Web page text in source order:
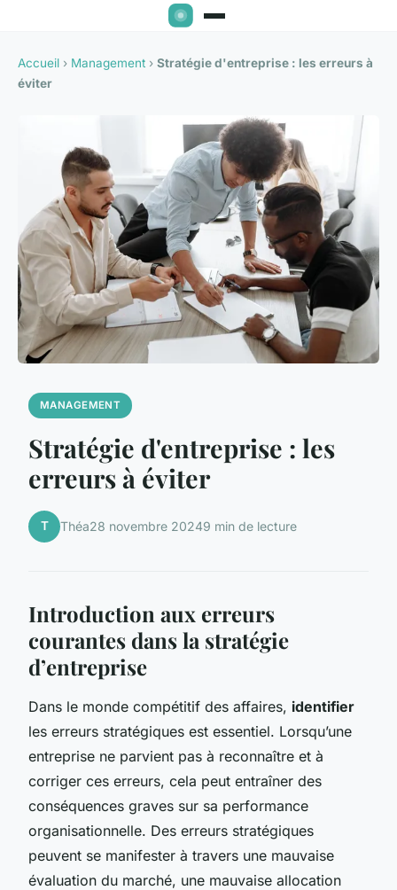
Accueil › Management › Stratégie d'entreprise : les erreurs à
éviter
MANAGEMENT
Stratégie d'entreprise : les
erreurs à éviter
T Théa28 novembre 20249 min de lecture
Introduction aux erreurs
courantes dans la stratégie
d’entreprise
Dans le monde compétitif des affaires, identifier
les erreurs stratégiques est essentiel. Lorsqu’une
entreprise ne parvient pas à reconnaître et à
corriger ces erreurs, cela peut entraîner des
conséquences graves sur sa performance
organisationnelle. Des erreurs stratégiques
peuvent se manifester à travers une mauvaise
évaluation du marché, une mauvaise allocation